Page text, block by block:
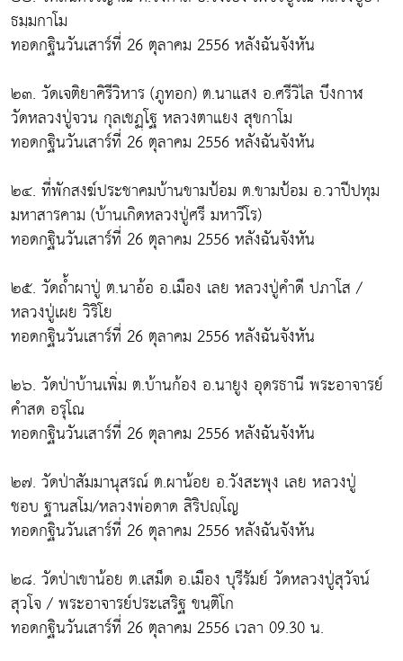
ธมฺมกาโม
ทอดกฐินวันเสาร์ที่ 26 ตุลาคม 2556 หลังฉันจังหัน
๒๓. วัดเจติยาคิรีวิหาร (ภูทอก) ต.นาแสง อ.ศรีวิไล บึงกาฬ
วัดหลวงปู่จวน กุลเชฏฺโฐ หลวงตาแยง สุขกาโม
ทอดกฐินวันเสาร์ที่ 26 ตุลาคม 2556 หลังฉันจังหัน
๒๔. ที่พักสงฆ์ประชาคมบ้านขามป้อม ต.ขามป้อม อ.วาปีปทุม
มหาสารคาม (บ้านเกิดหลวงปู่ศรี มหาวีโร)
ทอดกฐินวันเสาร์ที่ 26 ตุลาคม 2556 หลังฉันจังหัน
๒๕. วัดถ้ำผาปู่ ต.นาอ้อ อ.เมือง เลย หลวงปู่คำดี ปภาโส /
หลวงปู่เผย วิริโย
ทอดกฐินวันเสาร์ที่ 26 ตุลาคม 2556 หลังฉันจังหัน
๒๖. วัดป่าบ้านเพิ่ม ต.บ้านก้อง อ.นายูง อุดรธานี พระอาจารย์
คำสด อรุโณ
ทอดกฐินวันเสาร์ที่ 26 ตุลาคม 2556 หลังฉันจังหัน
๒๗. วัดป่าสัมมานุสรณ์ ต.ผาน้อย อ.วังสะพุง เลย หลวงปู่
ชอบ ฐานสโม/หลวงพ่อดาด สิริปญฺโญ
ทอดกฐินวันเสาร์ที่ 26 ตุลาคม 2556 หลังฉันจังหัน
๒๘. วัดป่าเขาน้อย ต.เสม็ด อ.เมือง บุรีรัมย์ วัดหลวงปู่สุวัจน์
สุวโจ / พระอาจารย์ประเสริฐ ขนฺติโก
ทอดกฐินวันเสาร์ที่ 26 ตุลาคม 2556 เวลา 09.30 น.